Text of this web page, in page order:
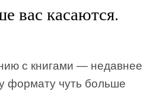
вас касаются.
с книгами — недавнее
формату чуть больше